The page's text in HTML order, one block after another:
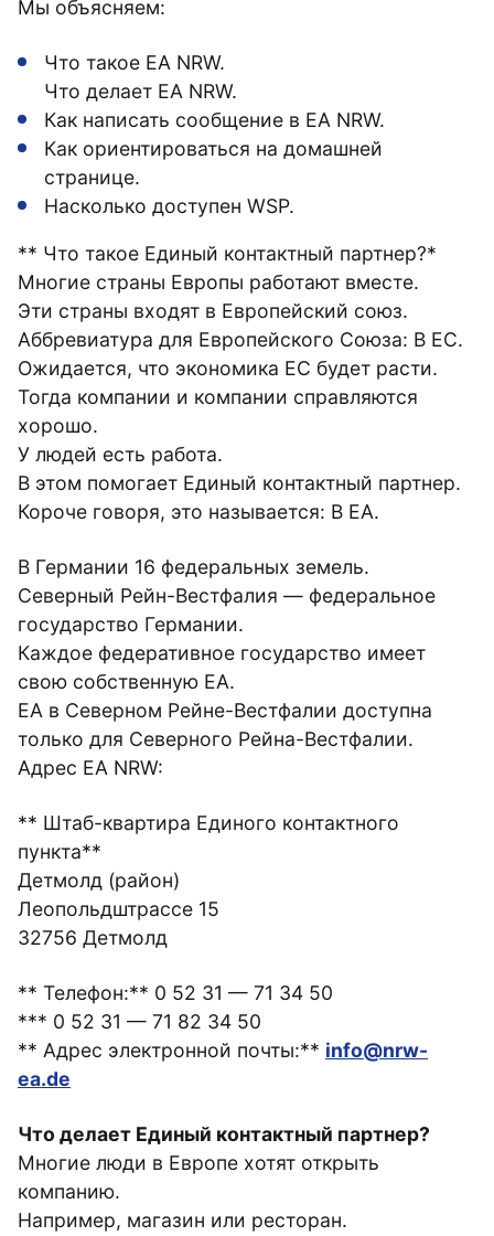
Мы объясняем:
Что такое EA NRW.
Что делает EA NRW.
Как написать сообщение в EA NRW.
Как ориентироваться на домашней
странице.
Насколько доступен WSP.
** Что такое Единый контактный партнер?*
Многие страны Европы работают вместе.
Эти страны входят в Европейский союз.
Аббревиатура для Европейского Союза: В ЕС.
Ожидается, что экономика ЕС будет расти.
Тогда компании и компании справляются
хорошо.
У людей есть работа.
В этом помогает Единый контактный партнер.
Короче говоря, это называется: В ЕА.
В Германии 16 федеральных земель.
Северный Рейн-Вестфалия — федеральное
государство Германии.
Каждое федеративное государство имеет
свою собственную EA.
EA в Северном Рейне-Вестфалии доступна
только для Северного Рейна-Вестфалии.
Адрес EA NRW:
** Штаб-квартира Единого контактного
пункта**
Детмолд (район)
Леопольдштрассе 15
32756 Детмолд
** Телефон:** 0 52 31 — 71 34 50
*** 0 52 31 — 71 82 34 50
** Адрес электронной почты:** info@nrw-
ea.de
Что делает Единый контактный партнер?
Многие люди в Европе хотят открыть
компанию.
Например, магазин или ресторан.